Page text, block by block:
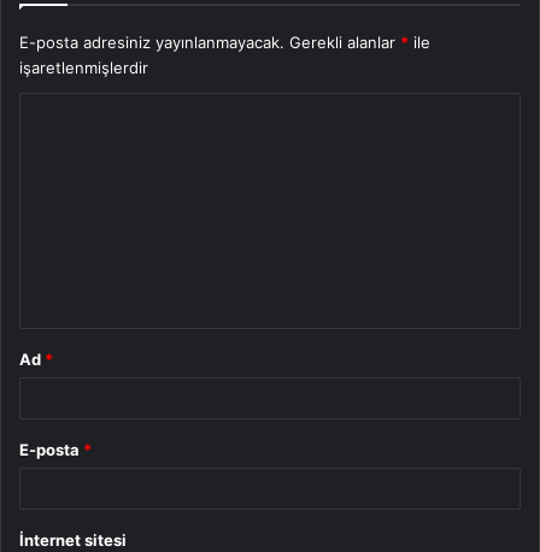
E-posta adresiniz yayınlanmayacak. Gerekli alanlar * ile
işaretlenmişlerdir
Ad *
E-posta *
İnternet sitesi